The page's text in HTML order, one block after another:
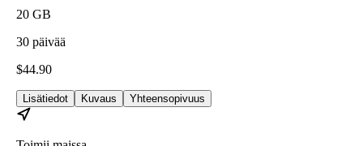
20 GB
30 päivää
$44.90
Lisätiedot Kuvaus Yhteensopivuus